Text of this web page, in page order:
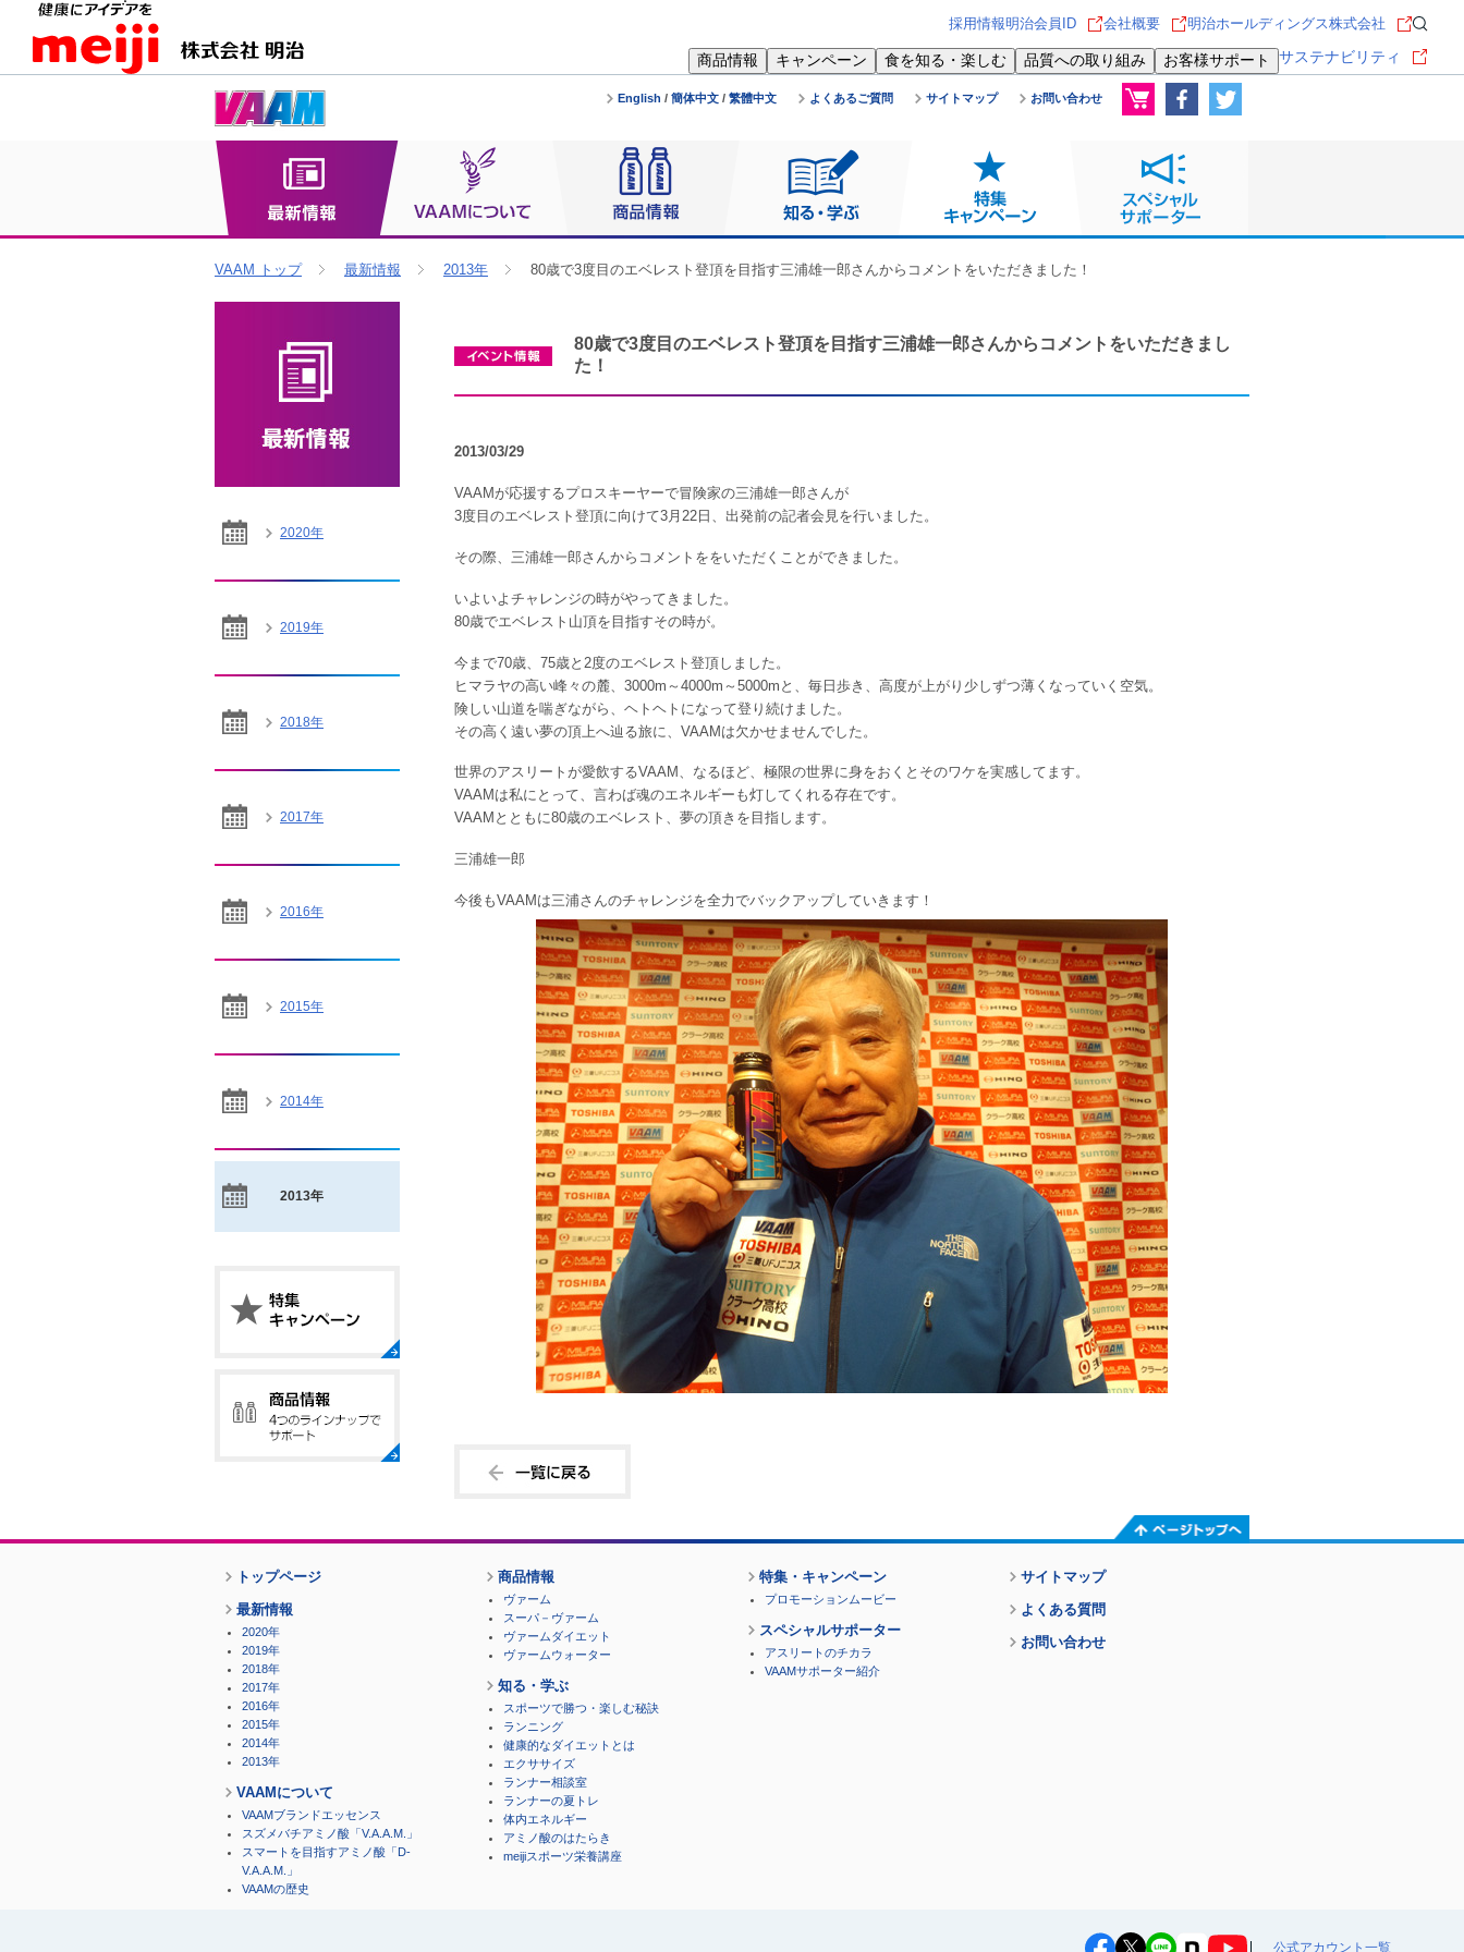
商品情報 キャンペーン 食を知る・楽しむ 品質への取り組み お客様サポート サステナビリティ
採用情報明治会員ID 会社概要 明治ホールディングス株式会社
English / 簡体中文 / 繁體中文 よくあるご質問 サイトマップ お問い合わせ
VAAM トップ 最新情報 2013年 80歳で3度目のエベレスト登頂を目指す三浦雄一郎さんからコメントをいただきました！
80歳で3度目のエベレスト登頂を目指す三浦雄一郎さんからコメントをいただきまし
た！
2013/03/29
VAAMが応援するプロスキーヤーで冒険家の三浦雄一郎さんが
3度目のエベレスト登頂に向けて3月22日、出発前の記者会見を行いました。
その際、三浦雄一郎さんからコメントををいただくことができました。
いよいよチャレンジの時がやってきました。
80歳でエベレスト山頂を目指すその時が。
今まで70歳、75歳と2度のエベレスト登頂しました。
ヒマラヤの高い峰々の麓、3000m～4000m～5000mと、毎日歩き、高度が上がり少しずつ薄くなっていく空気。
険しい山道を喘ぎながら、ヘトヘトになって登り続けました。
その高く遠い夢の頂上へ辿る旅に、VAAMは欠かせませんでした。
世界のアスリートが愛飲するVAAM、なるほど、極限の世界に身をおくとそのワケを実感してます。
VAAMは私にとって、言わば魂のエネルギーも灯してくれる存在です。
VAAMとともに80歳のエベレスト、夢の頂きを目指します。
三浦雄一郎
今後もVAAMは三浦さんのチャレンジを全力でバックアップしていきます！
2020年
2019年
2018年
2017年
2016年
2015年
2014年
2013年
トップページ
最新情報
2020年
2019年
2018年
2017年
2016年
2015年
2014年
2013年
VAAMについて
VAAMブランドエッセンス
スズメバチアミノ酸「V.A.A.M.」
スマートを目指すアミノ酸「D-
V.A.A.M.」
VAAMの歴史
商品情報
ヴァーム
スーパ－ヴァーム
ヴァームダイエット
ヴァームウォーター
知る・学ぶ
スポーツで勝つ・楽しむ秘訣
ランニング
健康的なダイエットとは
エクササイズ
ランナー相談室
ランナーの夏トレ
体内エネルギー
アミノ酸のはたらき
meijiスポーツ栄養講座
特集・キャンペーン
プロモーションムービー
スペシャルサポーター
アスリートのチカラ
VAAMサポーター紹介
サイトマップ
よくある質問
お問い合わせ
公式アカウント一覧